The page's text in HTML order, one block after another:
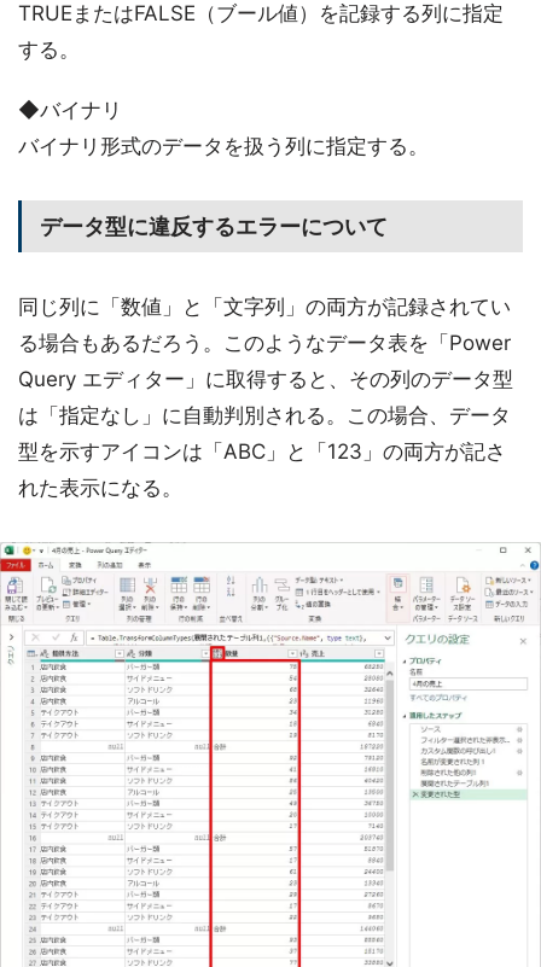
TRUEまたはFALSE（ブール値）を記録する列に指定
する。
◆バイナリ
バイナリ形式のデータを扱う列に指定する。
データ型に違反するエラーについて
同じ列に「数値」と「文字列」の両方が記録されてい
る場合もあるだろう。このようなデータ表を「Power
Query エディター」に取得すると、その列のデータ型
は「指定なし」に自動判別される。この場合、データ
型を示すアイコンは「ABC」と「123」の両方が記さ
れた表示になる。